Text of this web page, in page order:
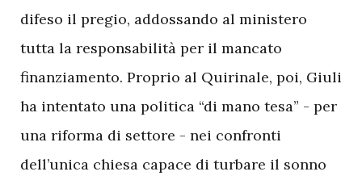
difeso il pregio, addossando al ministero
tutta la responsabilità per il mancato
finanziamento. Proprio al Quirinale, poi, Giuli
ha intentato una politica “di mano tesa” - per
una riforma di settore - nei confronti
dell’unica chiesa capace di turbare il sonno